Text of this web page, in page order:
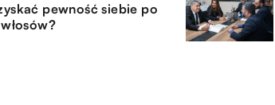
pewność siebie po